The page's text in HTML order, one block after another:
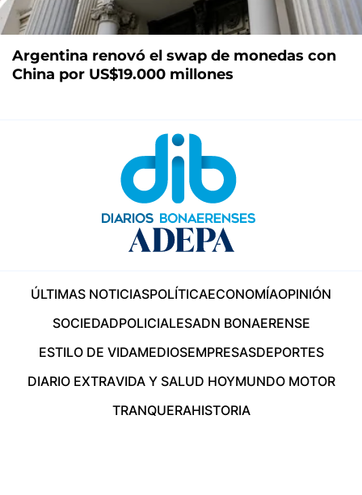
Argentina renovó el swap de monedas con
China por US$19.000 millones
ÚLTIMAS NOTICIASPOLÍTICAECONOMÍAOPINIÓN
SOCIEDADPOLICIALESADN BONAERENSE
ESTILO DE VIDAMEDIOSEMPRESASDEPORTES
DIARIO EXTRAVIDA Y SALUD HOYMUNDO MOTOR
TRANQUERAHISTORIA